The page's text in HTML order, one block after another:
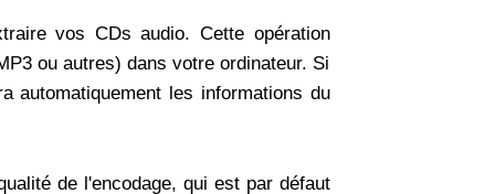
vos CDs audio. Cette opération
ou autres) dans votre ordinateur. Si
automatiquement les informations du
de l'encodage, qui est par défaut